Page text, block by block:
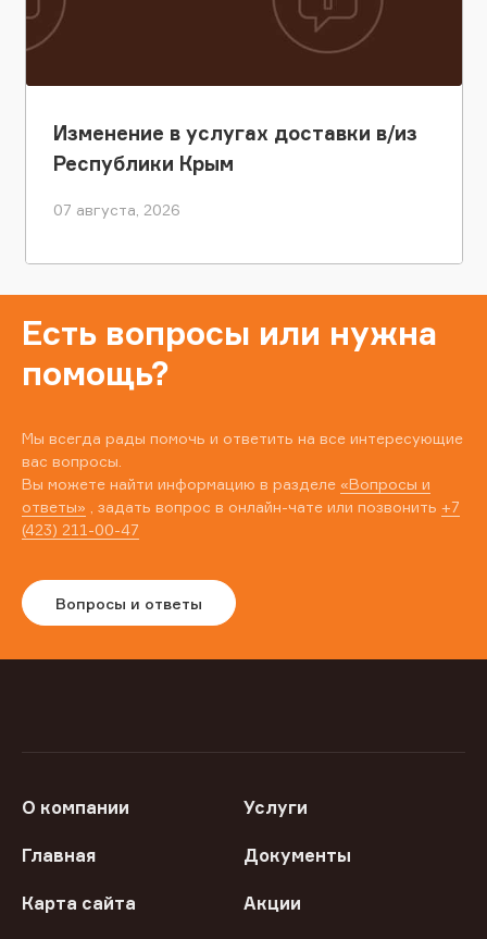
Изменение в услугах доставки в/из
Республики Крым
07 августа, 2026
Есть вопросы или нужна
помощь?
Мы всегда рады помочь и ответить на все интересующие
вас вопросы.
Вы можете найти информацию в разделе «Вопросы и
ответы» , задать вопрос в онлайн-чате или позвонить +7
(423) 211-00-47
Вопросы и ответы
О компании Услуги
Главная Документы
Карта сайта Акции